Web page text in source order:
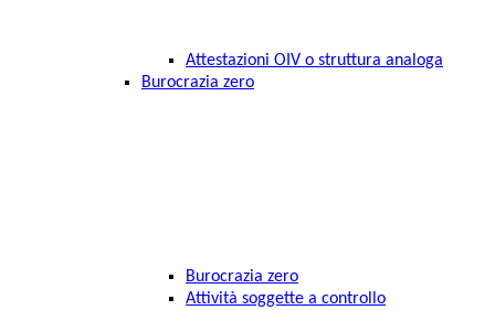
Attestazioni OIV o struttura analoga
Burocrazia zero
Burocrazia zero
Attività soggette a controllo